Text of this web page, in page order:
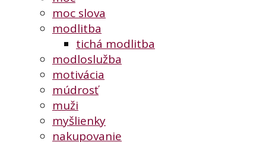
moc slova
modlitba
tichá modlitba
modloslužba
motivácia
múdrosť
muži
myšlienky
nakupovanie